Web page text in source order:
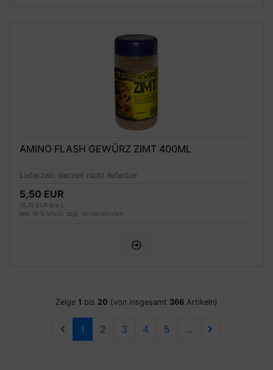
AMINO FLASH GEWÜRZ ZIMT 400ML
Lieferzeit: derzeit nicht lieferbar
5,50 EUR
13,75 EUR pro L
inkl. 19 % MwSt. zzgl. Versandkosten
Zeige 1 bis 20 (von insgesamt 366 Artikeln)
1 2 3 4 5 ...